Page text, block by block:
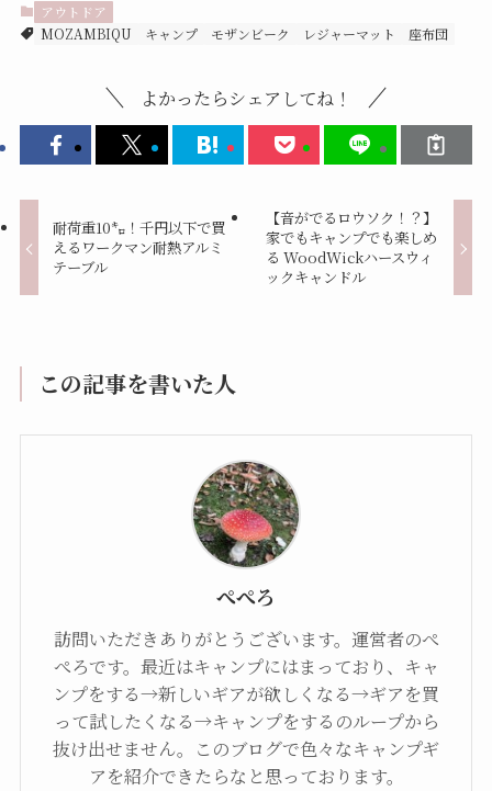
アウトドア
MOZAMBIQU
キャンプ モザンビーク レジャーマット 座布団
よかったらシェアしてね！
耐荷重10㌔！千円以下で買
えるワークマン耐熱アルミ
テーブル
【音がでるロウソク！？】
家でもキャンプでも楽しめ
る WoodWickハースウィ
ックキャンドル
この記事を書いた人
ぺぺろ
訪問いただきありがとうございます。運営者のぺ
ぺろです。最近はキャンプにはまっており、キャ
ンプをする→新しいギアが欲しくなる→ギアを買
って試したくなる→キャンプをするのループから
抜け出せません。このブログで色々なキャンプギ
アを紹介できたらなと思っております。